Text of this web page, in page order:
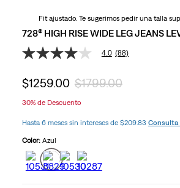
Fit ajustado. Te sugerimos pedir una talla
728® HIGH RISE WIDE LEG JEANS
4.0
5
estrellas,
medio
valoración.
Read
88
Reviews.
Enlace
4.0 (88)
$1259.00 $1799.00
30%de Descuento
Hasta 6 meses sin intereses de $209.83 Consulta
Color: Azul